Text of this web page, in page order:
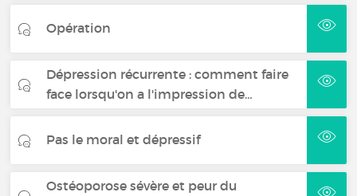
Opération
Dépression récurrente : comment faire
face lorsqu'on a l'impression de…
Pas le moral et dépressif
Ostéoporose sévère et peur du